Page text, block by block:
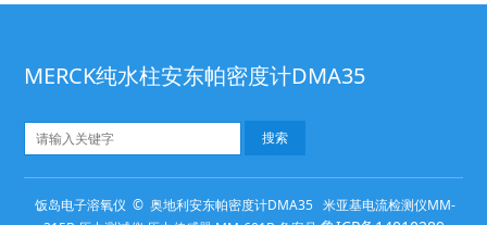
MERCK纯水柱安东帕密度计DMA35
饭岛电子溶氧仪 © 奥地利安东帕密度计DMA35 米亚基电流检测仪MM-